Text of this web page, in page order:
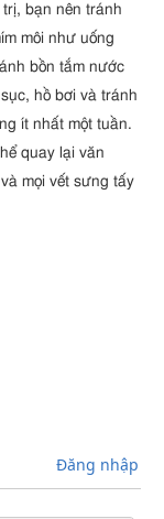
bạn nên tránh
môi như uống
bồn tắm nước
hồ bơi và tránh
ít nhất một tuần.
quay lại văn
mọi vết sưng tấy
Đăng nhập